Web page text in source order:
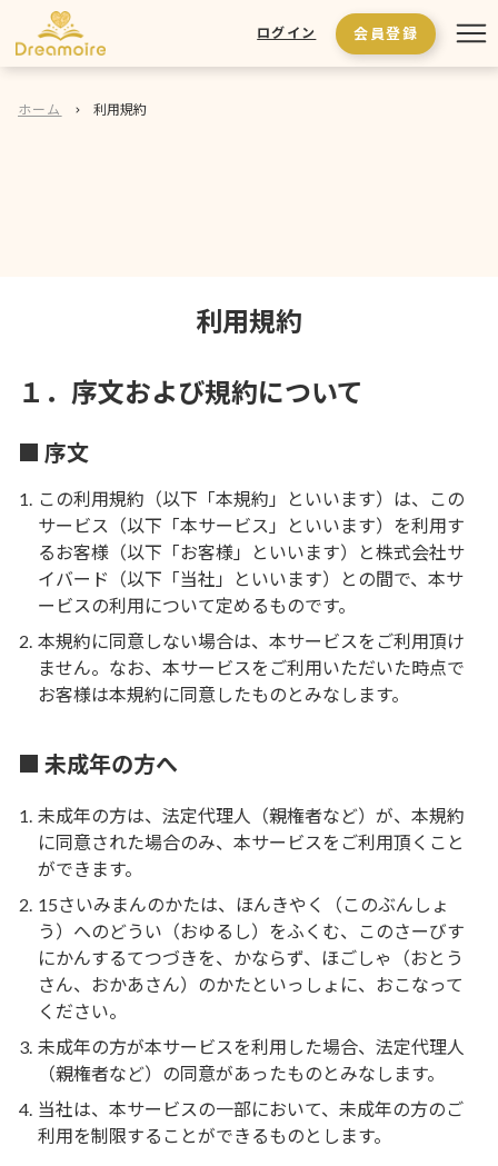
ログイン 会員登録
ホーム 利用規約
利用規約
１．序文および規約について
■ 序文
この利用規約（以下「本規約」といいます）は、この
サービス（以下「本サービス」といいます）を利用す
るお客様（以下「お客様」といいます）と株式会社サ
イバード（以下「当社」といいます）との間で、本サ
ービスの利用について定めるものです。
本規約に同意しない場合は、本サービスをご利用頂け
ません。なお、本サービスをご利用いただいた時点で
お客様は本規約に同意したものとみなします。
■ 未成年の方へ
未成年の方は、法定代理人（親権者など）が、本規約
に同意された場合のみ、本サービスをご利用頂くこと
ができます。
15さいみまんのかたは、ほんきやく（このぶんしょ
う）へのどうい（おゆるし）をふくむ、このさーびす
にかんするてつづきを、かならず、ほごしゃ（おとう
さん、おかあさん）のかたといっしょに、おこなって
ください。
未成年の方が本サービスを利用した場合、法定代理人
（親権者など）の同意があったものとみなします。
当社は、本サービスの一部において、未成年の方のご
利用を制限することができるものとします。